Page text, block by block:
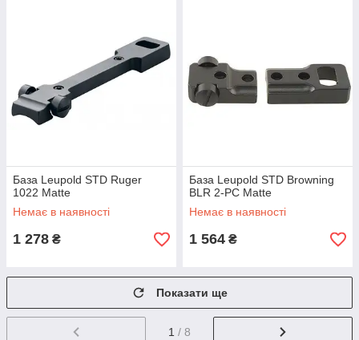
База Leupold STD Ruger
1022 Matte
Немає в наявності
1 278 ₴
База Leupold STD Browning
BLR 2-PC Matte
Немає в наявності
1 564 ₴
Показати ще
1 / 8